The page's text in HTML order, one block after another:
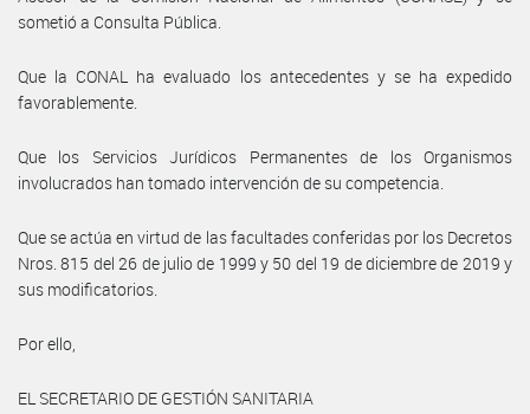
sometió a Consulta Pública.
Que la CONAL ha evaluado los antecedentes y se ha expedido
favorablemente.
Que los Servicios Jurídicos Permanentes de los Organismos
involucrados han tomado intervención de su competencia.
Que se actúa en virtud de las facultades conferidas por los Decretos
Nros. 815 del 26 de julio de 1999 y 50 del 19 de diciembre de 2019 y
sus modificatorios.
Por ello,
EL SECRETARIO DE GESTIÓN SANITARIA